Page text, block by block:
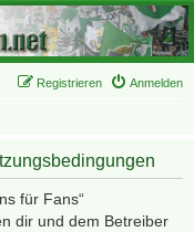
Anmelden
Registrieren
für Fans“
dir und dem Betreiber